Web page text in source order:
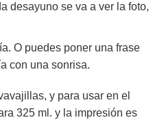
desayuno se va a ver la foto,
O puedes poner una frase
con una sonrisa.
y para usar en el
325 ml. y la impresión es